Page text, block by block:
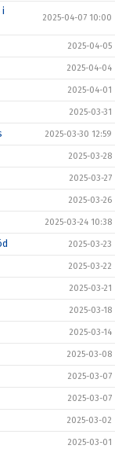
i
2025-04-07 10:00
2025-04-05
2025-04-04
2025-04-01
2025-03-31
2025-03-30 12:59
2025-03-28
2025-03-27
2025-03-26
2025-03-24 10:38
2025-03-23
2025-03-22
2025-03-21
2025-03-18
2025-03-14
2025-03-08
2025-03-07
2025-03-07
2025-03-02
2025-03-01